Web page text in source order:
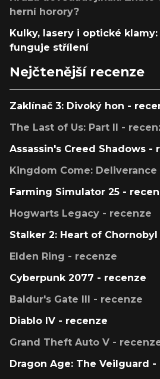
herní horory?
Kulky, lasery i optické klamy:
funguje střílení
Nejčtenější recenze
Zaklínač 3: Divoký hon -
The Last of Us: Part II -
Assassin's Creed Shadows -
Kingdom Come:
Farming Simulator 25 -
Hogwarts Legacy - recenze
Stalker 2: Heart of
Elden Ring - recenze
Cyberpunk 2077 - recenze
Baldur's Gate III - recenze
Diablo IV - recenze
Grand Theft Auto V -
Dragon Age: The Veilguard -